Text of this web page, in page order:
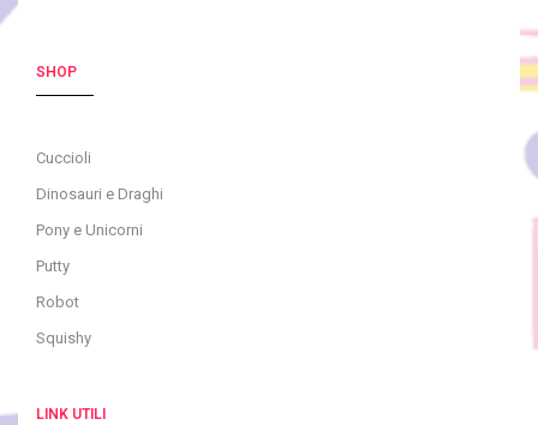
SHOP
Cuccioli
Dinosauri e Draghi
Pony e Unicorni
Putty
Robot
Squishy
LINK UTILI